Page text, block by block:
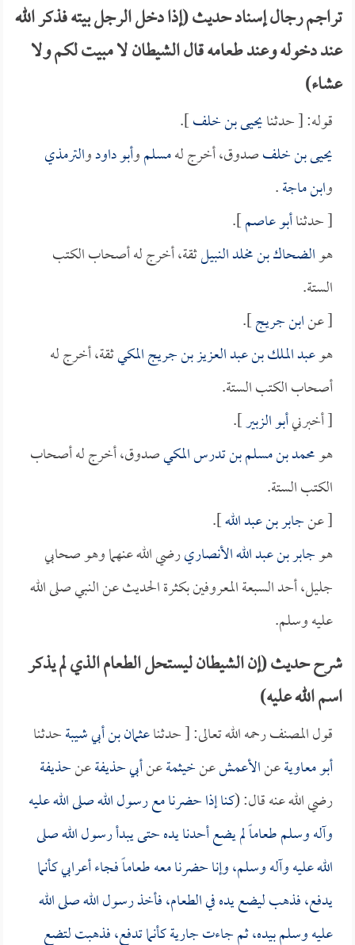
تراجم رجال إسناد حديث (إذا دخل الرجل بيته فذكر الله
عند دخوله وعند طعامه قال الشيطان لا مبيت لكم ولا
عشاء)
قوله: [ حدثنايحيى بن خلف].
يحيى بن خلفصدوق، أخرج لهمسلموأبو داودوالترمذي
وابن ماجة.
[ حدثناأبو عاصم].
هوالضحاك بن مخلد النبيلثقة، أخرج له أصحاب الكتب
الستة.
[ عنابن جريج].
هوعبد الملك بن عبد العزيز بن جريج المكيثقة، أخرج له
أصحاب الكتب الستة.
[ أخبرنيأبو الزبير].
هومحمد بن مسلم بن تدرس المكيصدوق، أخرج له أصحاب
الكتب الستة.
[ عنجابر بن عبد الله].
هوجابر بن عبد الله الأنصاريرضي الله عنهما وهو صحابي
جليل، أحد السبعة المعروفين بكثرة الحديث عن النبي صلى الله
عليه وسلم.
شرح حديث (إن الشيطان ليستحل الطعام الذي لم يذكر
اسم الله عليه)
قول المصنف رحمه الله تعالى: [ حدثناعثمان بن أبي شيبةحدثنا
أبو معاويةعنالأعمشعنخيثمةعنأبي حذيفةعنحذيفة
رضي الله عنه قال: (كنا إذا حضرنا مع رسول الله صلى الله عليه
وآله وسلم طعاماً لم يضع أحدنا يده حتى يبدأ رسول الله صلى
الله عليه وآله وسلم، وإنا حضرنا معه طعاماً فجاء أعرابي كأنما
يدفع، فذهب ليضع يده في الطعام، فأخذ رسول الله صلى الله
عليه وسلم بيده، ثم جاءت جارية كأنما تدفع، فذهبت لتضع